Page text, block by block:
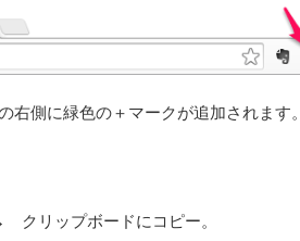
右側に緑色の＋マークが追加されます。
リップボードにコピー。